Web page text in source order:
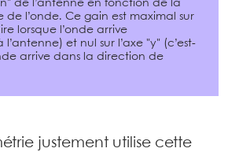
de l’antenne en fonction de la
de l’onde. Ce gain est maximal sur
lorsque l’onde arrive
et nul sur l’axe "y" (c’est-
arrive dans la direction de
justement utilise cette